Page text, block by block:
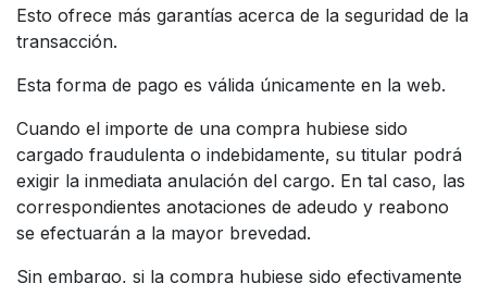
Esto ofrece más garantías acerca de la seguridad de la
transacción.
Esta forma de pago es válida únicamente en la web.
Cuando el importe de una compra hubiese sido
cargado fraudulenta o indebidamente, su titular podrá
exigir la inmediata anulación del cargo. En tal caso, las
correspondientes anotaciones de adeudo y reabono
se efectuarán a la mayor brevedad.
Sin embargo, si la compra hubiese sido efectivamente